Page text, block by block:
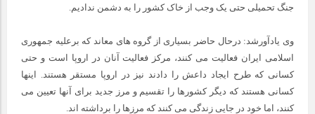
جنگ تحمیلی حتی یک وجب از خاک کشور را به دشمن ندادیم.
وی یادآورشد: درحال حاضر بسیاری از گروه های معاند که برعلیه جمهوری
اسلامی ایران فعالیت می کنند، مرکز فعالیت آنان در اروپا است و حتی
کسانی که طرح ایجاد داعش را دادند نیز در اروپا مستقر هستند. اینها
کسانی هستند که دیگر کشورها را تقسیم و مرز جدید برای آنها تعیین می
کنند، اما خود در جایی زندگی می کنند که مرزها را برداشته اند.